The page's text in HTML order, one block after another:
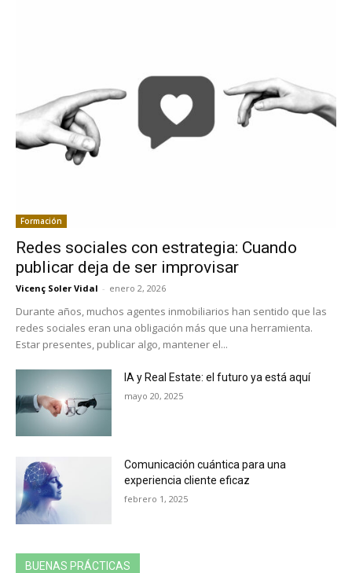
Formación
Redes sociales con estrategia: Cuando
publicar deja de ser improvisar
Vicenç Soler Vidal - enero 2, 2026
Durante años, muchos agentes inmobiliarios han sentido que las
redes sociales eran una obligación más que una herramienta.
Estar presentes, publicar algo, mantener el...
IA y Real Estate: el futuro ya está aquí
mayo 20, 2025
Comunicación cuántica para una
experiencia cliente eficaz
febrero 1, 2025
BUENAS PRÁCTICAS